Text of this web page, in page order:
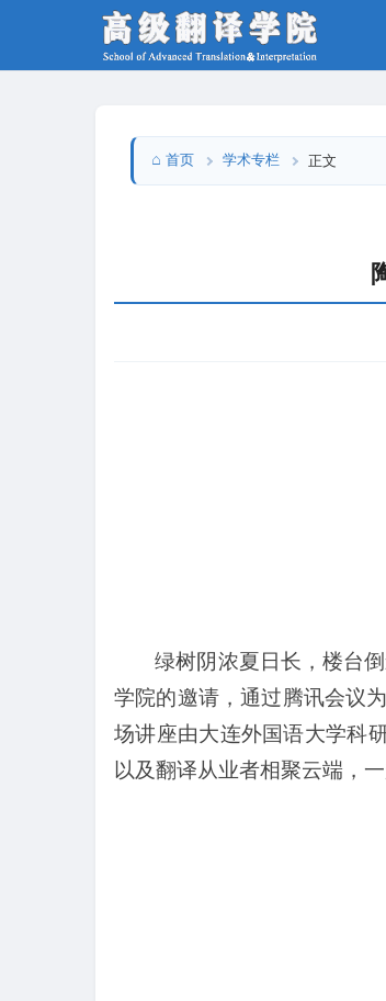
首页 学术专栏 正文
绿树阴浓夏日长，楼台
学院的邀请，通过腾讯会议
场讲座由大连外国语大学科
以及翻译从业者相聚云端，